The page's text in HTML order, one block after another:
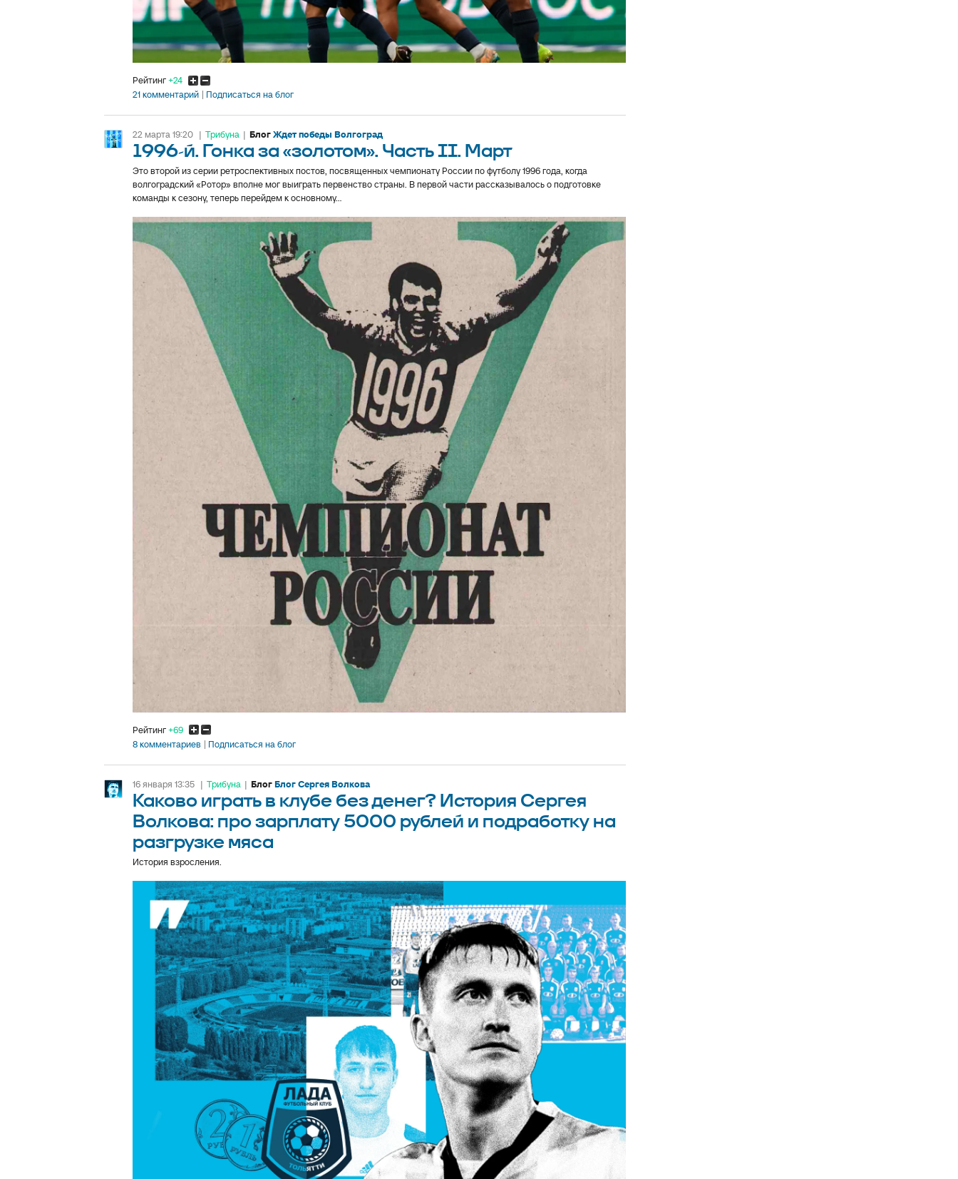
Рейтинг+24
21 комментарий
Подписаться на блог
22 марта 19:20 | Трибуна | БлогЖдет победы Волгоград
1996-й. Гонка за «золотом». Часть II. Март
Это второй из серии ретроспективных постов, посвященных чемпионату России по футболу 1996 года, когда
волгоградский «Ротор» вполне мог выиграть первенство страны. В первой части рассказывалось о подготовке
команды к сезону, теперь перейдем к основному...
Рейтинг+69
8 комментариев
Подписаться на блог
16 января 13:35 | Трибуна | БлогБлог Сергея Волкова
Каково играть в клубе без денег? История Сергея
Волкова: про зарплату 5000 рублей и подработку на
разгрузке мяса
История взросления.